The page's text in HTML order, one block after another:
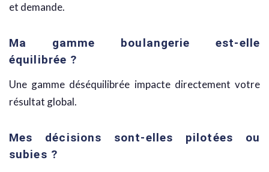
et demande.
Ma gamme boulangerie est-elle
équilibrée ?
Une gamme déséquilibrée impacte directement votre
résultat global.
Mes décisions sont-elles pilotées ou
subies ?